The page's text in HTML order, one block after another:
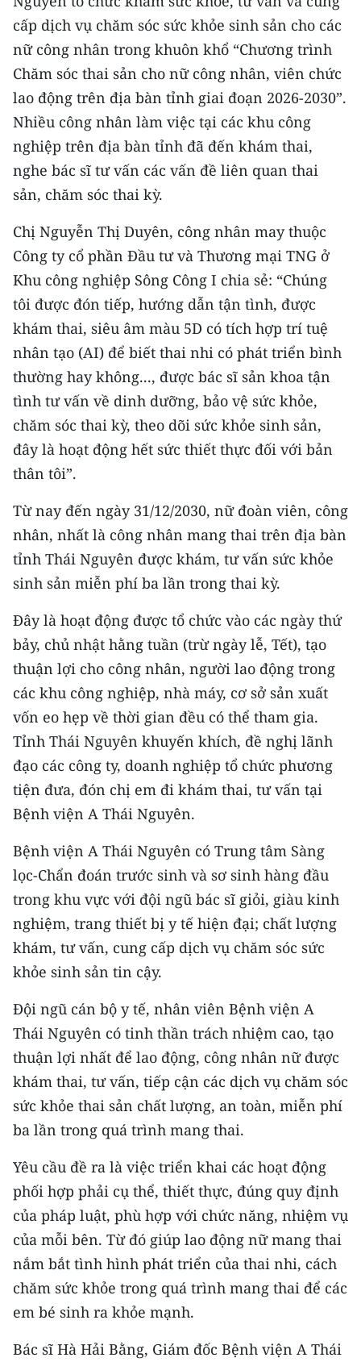
MEDIA CENTER
E-Magazine
Video
Media Chính trị
Media Kinh tế
Media Xã hội
Media Pháp luật
Media Du lịch
Media Thế giới
Media Thể thao
Media Giáo dục
Media Y tế
Media Khoa học - Công nghệ
Media Môi trường
TIN MỚI
TIN ĐỊA PHƯƠNG
Trung du và miền núi phía Bắc
Đồng bằng sông Hồng
Bắc Trung Bộ
Duyên hải Nam Trung Bộ và Tây
Nguyên
Đông Nam Bộ
Đồng bằng sông Cửu Long
Chuyên trang Hà Nội
Chuyên trang TP. Hồ Chí Minh
CHUYÊN ĐỀ
CÁC CHUYÊN TRANG
VỀ BÁO NHÂN DÂN
THỜI NAY
NHÂN DÂN CUỐI TUẦN
NHÂN DÂN HẰNG THÁNG
MUA BÁO
ĐỌC BÁO IN
cấp dịch vụ chăm sóc sức khỏe sinh sản cho các
nữ công nhân trong khuôn khổ “Chương trình
Chăm sóc thai sản cho nữ công nhân, viên chức
lao động trên địa bàn tỉnh giai đoạn 2026-2030”.
Nhiều công nhân làm việc tại các khu công
nghiệp trên địa bàn tỉnh đã đến khám thai,
nghe bác sĩ tư vấn các vấn đề liên quan thai
sản, chăm sóc thai kỳ.
Chị Nguyễn Thị Duyên, công nhân may thuộc
Công ty cổ phần Đầu tư và Thương mại TNG ở
Khu công nghiệp Sông Công I chia sẻ: “Chúng
tôi được đón tiếp, hướng dẫn tận tình, được
khám thai, siêu âm màu 5D có tích hợp trí tuệ
nhân tạo (AI) để biết thai nhi có phát triển bình
thường hay không..., được bác sĩ sản khoa tận
tình tư vấn về dinh dưỡng, bảo vệ sức khỏe,
chăm sóc thai kỳ, theo dõi sức khỏe sinh sản,
đây là hoạt động hết sức thiết thực đối với bản
thân tôi”.
Từ nay đến ngày 31/12/2030, nữ đoàn viên, công
nhân, nhất là công nhân mang thai trên địa bàn
tỉnh Thái Nguyên được khám, tư vấn sức khỏe
sinh sản miễn phí ba lần trong thai kỳ.
Đây là hoạt động được tổ chức vào các ngày thứ
bảy, chủ nhật hằng tuần (trừ ngày lễ, Tết), tạo
thuận lợi cho công nhân, người lao động trong
các khu công nghiệp, nhà máy, cơ sở sản xuất
vốn eo hẹp về thời gian đều có thể tham gia.
Tỉnh Thái Nguyên khuyến khích, đề nghị lãnh
đạo các công ty, doanh nghiệp tổ chức phương
tiện đưa, đón chị em đi khám thai, tư vấn tại
Bệnh viện A Thái Nguyên.
Bệnh viện A Thái Nguyên có Trung tâm Sàng
lọc-Chẩn đoán trước sinh và sơ sinh hàng đầu
trong khu vực với đội ngũ bác sĩ giỏi, giàu kinh
nghiệm, trang thiết bị y tế hiện đại; chất lượng
khám, tư vấn, cung cấp dịch vụ chăm sóc sức
khỏe sinh sản tin cậy.
Đội ngũ cán bộ y tế, nhân viên Bệnh viện A
Thái Nguyên có tinh thần trách nhiệm cao, tạo
thuận lợi nhất để lao động, công nhân nữ được
khám thai, tư vấn, tiếp cận các dịch vụ chăm sóc
sức khỏe thai sản chất lượng, an toàn, miễn phí
ba lần trong quá trình mang thai.
Yêu cầu đề ra là việc triển khai các hoạt động
phối hợp phải cụ thể, thiết thực, đúng quy định
của pháp luật, phù hợp với chức năng, nhiệm vụ
của mỗi bên. Từ đó giúp lao động nữ mang thai
nắm bắt tình hình phát triển của thai nhi, cách
chăm sức khỏe trong quá trình mang thai để các
em bé sinh ra khỏe mạnh.
Bác sĩ Hà Hải Bằng, Giám đốc Bệnh viện A Thái